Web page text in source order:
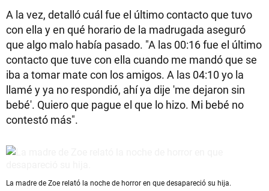
A la vez, detalló cuál fue el último contacto que tuvo
con ella y en qué horario de la madrugada aseguró
que algo malo había pasado. "A las 00:16 fue el último
contacto que tuve con ella cuando me mandó que se
iba a tomar mate con los amigos. A las 04:10 yo la
llamé y ya no respondió, ahí ya dije 'me dejaron sin
bebé'. Quiero que pague el que lo hizo. Mi bebé no
contestó más".
La madre de Zoe relató la noche de horror en que desapareció su hija.